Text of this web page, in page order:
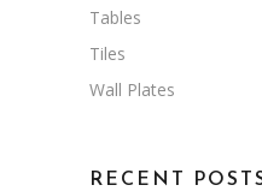
Tables
Tiles
Wall Plates
RECENT